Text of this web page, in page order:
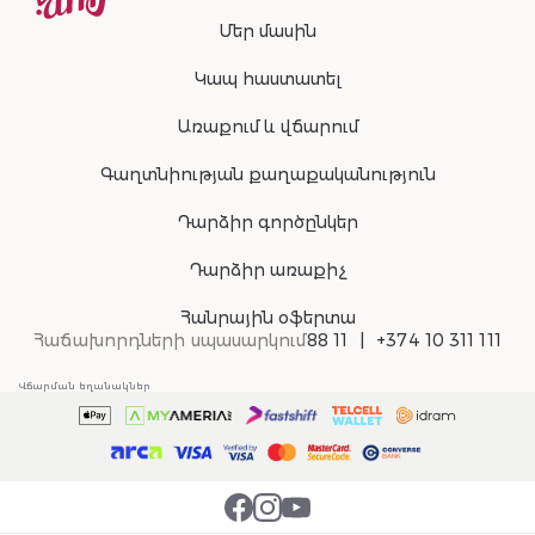
Մեր մասին
Կապ հաստատել
Առաքում և վճարում
Գաղտնիության քաղաքականություն
Դարձիր գործընկեր
Դարձիր առաքիչ
Հանրային օֆերտա
Հաճախորդների սպասարկում88 11 +374 10 311 111
Վճարման եղանակներ